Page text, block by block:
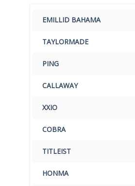
EMILLID BAHAMA
TAYLORMADE
PING
CALLAWAY
XXIO
COBRA
TITLEIST
HONMA